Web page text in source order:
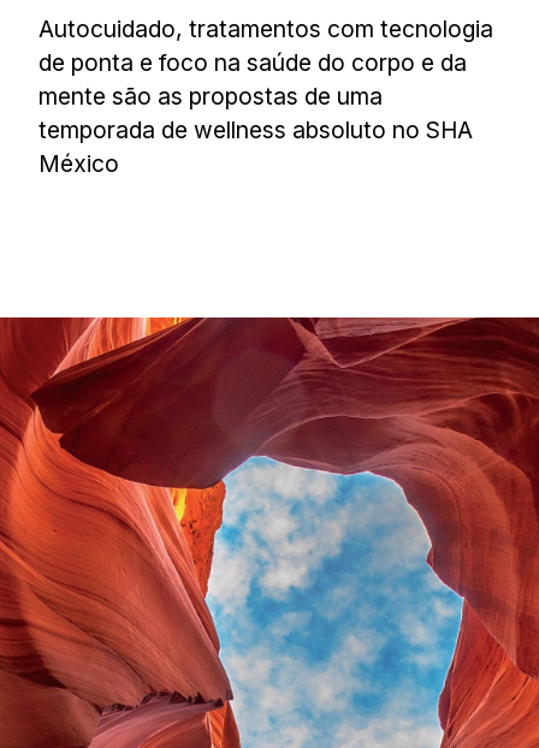
Autocuidado, tratamentos com tecnologia
de ponta e foco na saúde do corpo e da
mente são as propostas de uma
temporada de wellness absoluto no SHA
México